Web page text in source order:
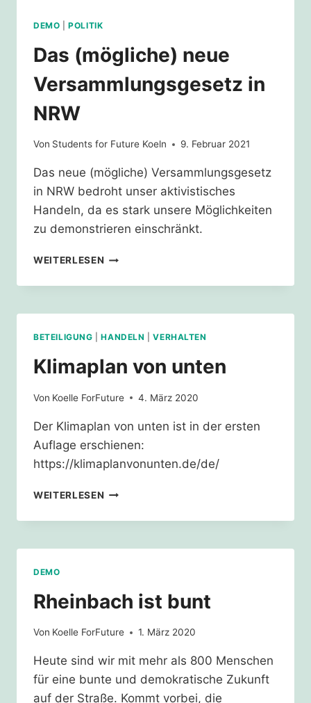
DEMO |POLITIK
Das (mögliche) neue
Versammlungsgesetz in
NRW
Von Students for Future Koeln 9. Februar 2021
Das neue (mögliche) Versammlungsgesetz
in NRW bedroht unser aktivistisches
Handeln, da es stark unsere Möglichkeiten
zu demonstrieren einschränkt.
WEITERLESEN DAS
NEUE
IN
BETEILIGUNG |HANDELN |VERHALTEN
Klimaplan von unten
Von Koelle ForFuture 4. März 2020
Der Klimaplan von unten ist in der ersten
Auflage erschienen:
https://klimaplanvonunten.de/de/
WEITERLESEN KLIMAPLAN
UNTEN
DEMO
Rheinbach ist bunt
Von Koelle ForFuture 1. März 2020
Heute sind wir mit mehr als 800 Menschen
für eine bunte und demokratische Zukunft
auf der Straße. Kommt vorbei, die